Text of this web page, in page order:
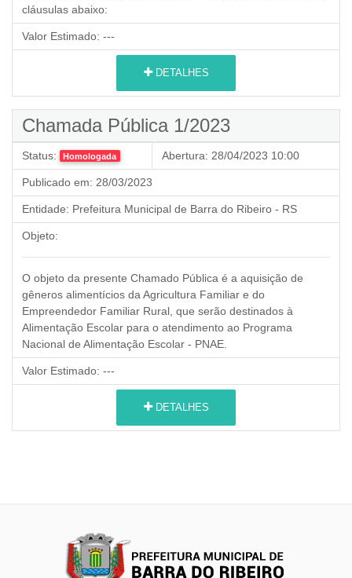
cláusulas abaixo:
Valor Estimado: ---
DETALHES
Chamada Pública 1/2023
Status: Homologada Abertura: 28/04/2023 10:00
Publicado em: 28/03/2023
Entidade: Prefeitura Municipal de Barra do Ribeiro - RS
Objeto:
O objeto da presente Chamado Pública é a aquisição de
gêneros alimentícios da Agricultura Familiar e do
Empreendedor Familiar Rural, que serão destinados à
Alimentação Escolar para o atendimento ao Programa
Nacional de Alimentação Escolar - PNAE.
Valor Estimado: ---
DETALHES